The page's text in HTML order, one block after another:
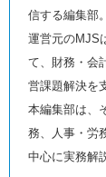
信する編集部。
運営元のMJS
て、財務・会
営課題解決を
本編集部は、
務、人事・労
中心に実務解